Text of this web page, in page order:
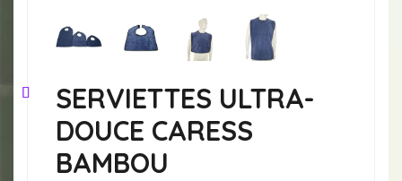
SERVIETTES ULTRA-
DOUCE CARESS
BAMBOU